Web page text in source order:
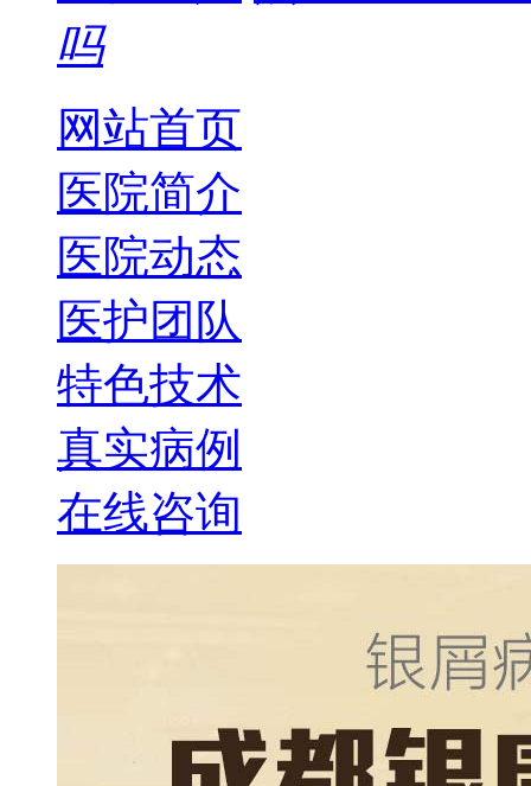
吗
网站首页
医院简介
医院动态
医护团队
特色技术
真实病例
在线咨询